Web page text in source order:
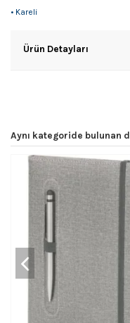
• Kareli
Ürün Detayları
Aynı kategoride bulunan